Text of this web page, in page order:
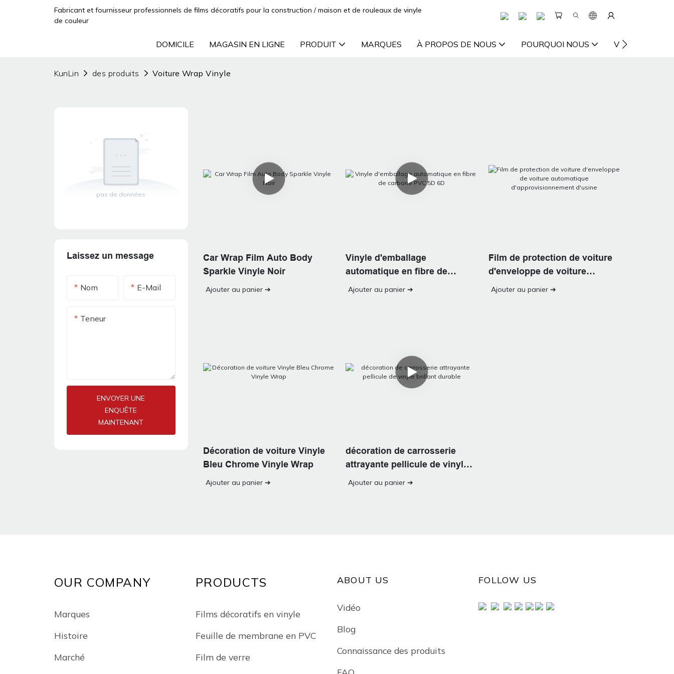
Fabricant et fournisseur professionnels de films décoratifs pour la construction / maison et de rouleaux de vinyle
de couleur
DOMICILE MAGASIN EN LIGNE PRODUIT MARQUES À PROPOS DE NOUS POURQUOI NOUS VIDÉO
KunLin des produits Voiture Wrap Vinyle
Car Wrap Film Auto Body
Sparkle Vinyle Noir
Ajouter au panier ➔
Vinyle d'emballage
automatique en fibre de
carbone PVC 5D 6D
Ajouter au panier ➔
Film de protection de voiture
d'enveloppe de voiture
automatique
Ajouter au panier ➔
Décoration de voiture Vinyle
Bleu Chrome Vinyle Wrap
Ajouter au panier ➔
décoration de carrosserie
attrayante pellicule de vinyle
brillant durable
Ajouter au panier ➔
pas de données
Laissez un message
Nom E-Mail
Teneur
ENVOYER UNE
ENQUÊTE
MAINTENANT
OUR COMPANY
Marques
Histoire
Marché
PRODUCTS
Films décoratifs en vinyle
Feuille de membrane en PVC
Film de verre
ABOUT US
Vidéo
Blog
Connaissance des produits
FOLLOW US